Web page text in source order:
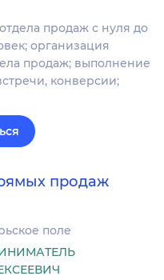
продаж с нуля до
организация
продаж; выполнение
конверсии;
продаж
поле